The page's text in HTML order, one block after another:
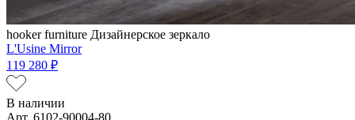
hooker furniture Дизайнерское зеркало
L'Usine Mirror
119 280 ₽
В наличии
Арт. 6102-90004-80